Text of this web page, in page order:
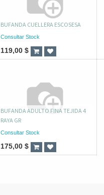
BUFANDA CUELLERA ESCOSESA
Consultar Stock
119,00 $
BUFANDA ADULTO FINA TEJIDA 4
RAYA GR
Consultar Stock
175,00 $